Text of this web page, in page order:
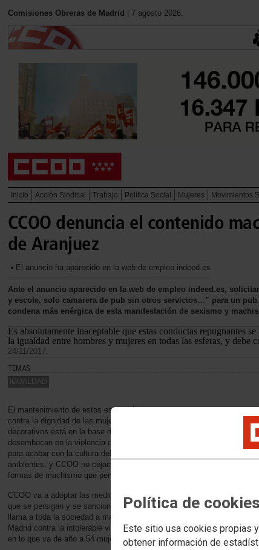
Política de cookies
Este sitio usa cookies propias
obtener información de
Comisiones Obreras de Madrid | 7 agosto 2026.
Inicio Acción Sindical Trabajo Política Social Mujeres Movimientos
CCOO denuncia el contenido
de Aranjuez
El anuncio ha aparecido en la web de empleo indeed.es
Ante el anuncio aparecido en la web de empleo indeed.es,
y escote, solo camarera de pub sin otros servicios…” para un
condena más enérgica de esta manifestación de sexismo y
Es absolutamente inaceptable que estas conductas repugnantes
la igualdad entre hombres y mujeres en todas las esferas, y
24/11/2017.
TEMAS
IGUALDAD
El mantenimiento de estos estereotipos que atentan gravemente
contra la dignidad de las mujeres y buscan convertirlas en objetos
decorativos está en la base de las actitudes machistas que
desembocan en la violencia de género. Es urgente tomar medidas
para acabar con la cultura del sexismo que impera en muchos
ambientes, y CCOO no cejará en la lucha cotidiana contra todas las
formas de machismo que perviven en nuestra sociedad.
CCOO va a adoptar las medidas legales que sean necesarias para
que se persigan y se sancionen estas conductas inaceptables, y
llama a toda la sociedad a manifestarse este sábado, día 25, en
Madrid contra la intolerable violencia machista, que ha asesinado ya
en lo que va de año a 54 mujeres y 7 niños en nuestro país.